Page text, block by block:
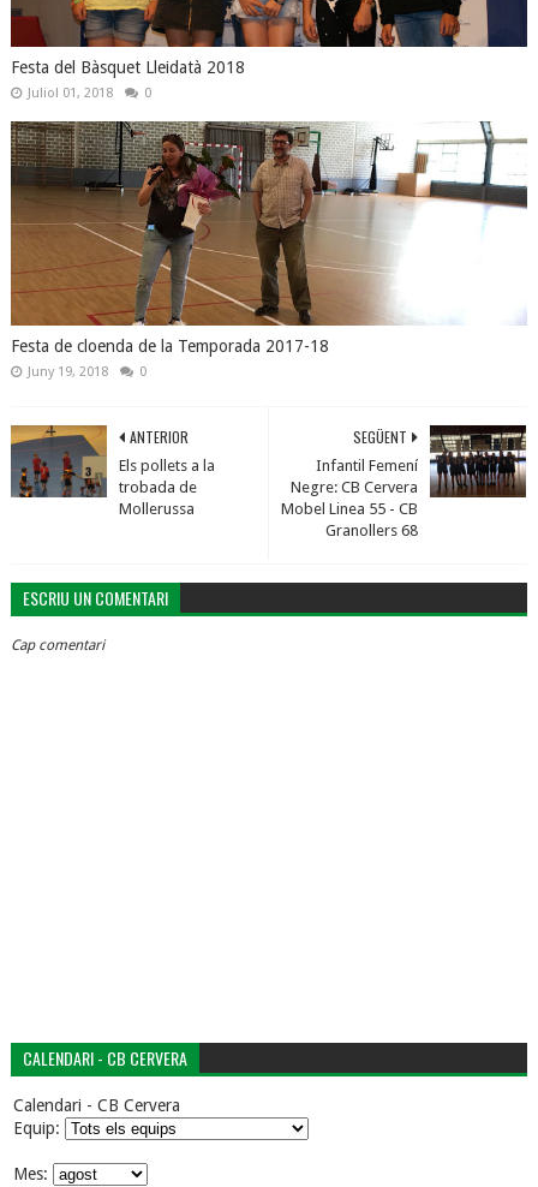
Festa del Bàsquet Lleidatà 2018
Juliol 01, 2018 0
Festa de cloenda de la Temporada 2017-18
Juny 19, 2018 0
SEGÜENT
Infantil Femení
Negre: CB Cervera
Mobel Linea 55 - CB
Granollers 68
ANTERIOR
Els pollets a la
trobada de
Mollerussa
ESCRIU UN COMENTARI
Cap comentari
CALENDARI - CB CERVERA
Calendari - CB Cervera
Equip:
Mes: